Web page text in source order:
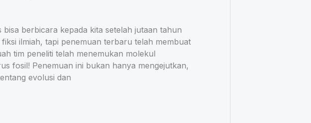
berbicara kepada kita setelah jutaan tahun
ilmiah, tapi penemuan terbaru telah membuat
tim peneliti telah menemukan molekul
fosil! Penemuan ini bukan hanya mengejutkan,
evolusi dan